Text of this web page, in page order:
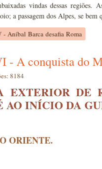
vindas dessas
a passagem dos Alpes, se
Aníbal Barca desafia Roma
- A conquista do
8184
EXTERIOR DE
AO INÍCIO DA
ORIENTE.